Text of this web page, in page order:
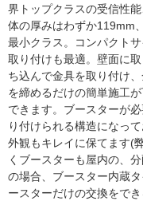
界トップクラスの受信性
体の厚みはわずか119mm
最小クラス。コンパクト
取り付けも最適。壁面に
ち込んで金具を取り付け
を締めるだけの簡単施工
できます。ブースターが
り付けられる構造になっ
外観もキレイに保てます(
くブースターも屋内の、
の場合、ブースター内蔵
ースターだけの交換をで